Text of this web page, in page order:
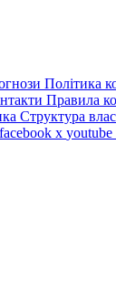
Політика
Правила
Структура
facebook x youtube